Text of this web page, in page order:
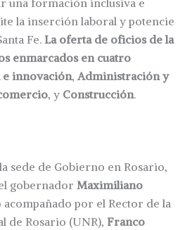
una formación inclusiva e
la inserción laboral y potencie
Fe.La oferta de oficios de la
enmarcados en cuatro
e innovación, Administración y
, y Construcción.
sede de Gobierno en Rosario,
gobernador Maximiliano
acompañado por el Rector de la
de Rosario (UNR), Franco